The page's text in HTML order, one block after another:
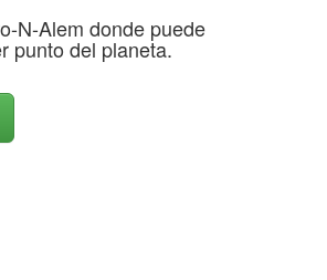
N-Alem donde puede
punto del planeta.